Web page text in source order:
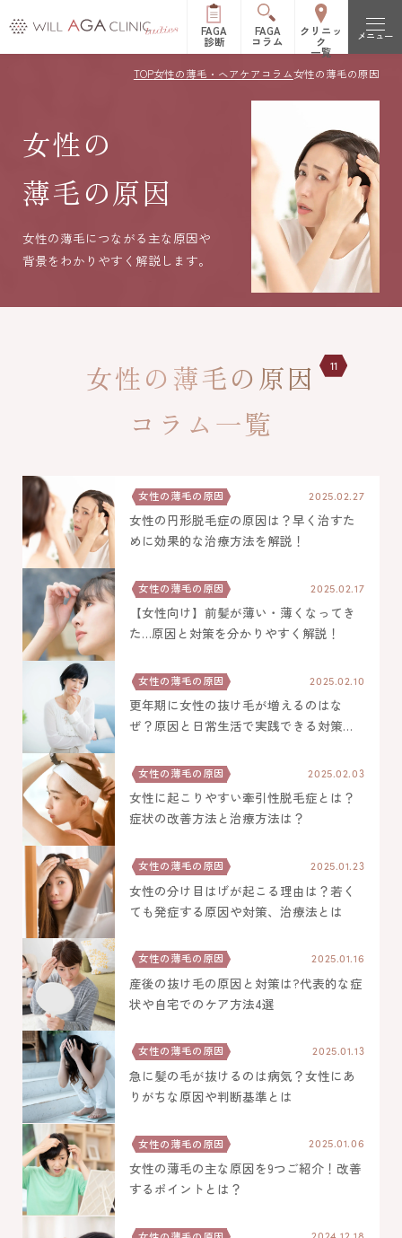
FAGA
診断
FAGA
コラム
クリニッ
ク
一覧
メニュー
FAGAとは（女性型脱毛症）
治療メニュー
LHDV頭皮注入治療 オーガニック治療
リッチディオーラム
白髪治療
リジュビナートリファ
イン療法
ステロイド局所注射
改善症例
料金表
表参道院 銀座院
町田院
横浜院
千葉院 札幌院
仙台院
名古屋院 大阪梅田院
神戸三宮院
FAGAセルフチェック診断
治療の流れ
ドクター紹介
お知らせ
プライバシーポリシー
TOP女性の薄毛・ヘアケアコラム女性の薄毛の原因
女性の
薄毛の原因
女性の薄毛につながる主な原因や
背景をわかりやすく解説します。
女性の薄毛の原因
コラム一覧
11
女性の薄毛の原因 2025.02.27
女性の円形脱毛症の原因は？早く治すた
めに効果的な治療方法を解説！
女性の薄毛の原因 2025.02.17
【女性向け】前髪が薄い・薄くなってき
た…原因と対策を分かりやすく解説！
女性の薄毛の原因 2025.02.10
更年期に女性の抜け毛が増えるのはな
ぜ？原因と日常生活で実践できる対策に
女性の薄毛の原因 2025.02.03
女性に起こりやすい牽引性脱毛症とは？
症状の改善方法と治療方法は？
女性の薄毛の原因 2025.01.23
女性の分け目はげが起こる理由は？若く
ても発症する原因や対策、治療法とは
女性の薄毛の原因 2025.01.16
産後の抜け毛の原因と対策は?代表的な症
状や自宅でのケア方法4選
女性の薄毛の原因 2025.01.13
急に髪の毛が抜けるのは病気？女性にあ
りがちな原因や判断基準とは
女性の薄毛の原因 2025.01.06
女性の薄毛の主な原因を9つご紹介！改善
するポイントとは？